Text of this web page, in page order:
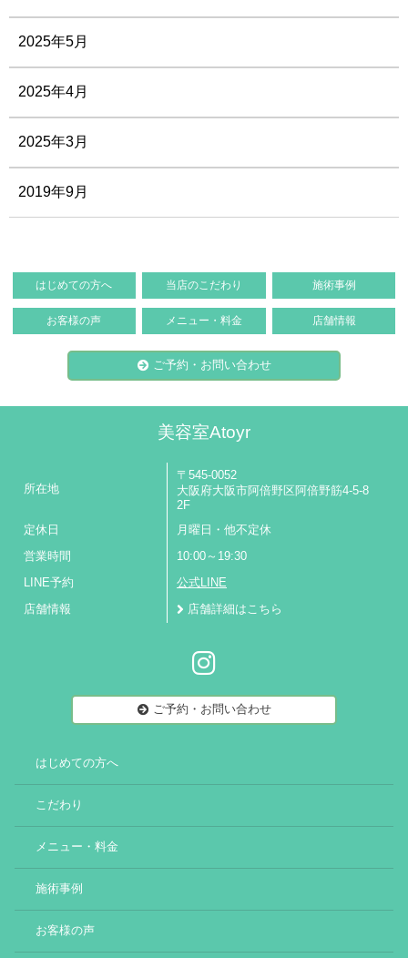
2025年5月
2025年4月
2025年3月
2019年9月
はじめての方へ 当店のこだわり 施術事例
お客様の声 メニュー・料金 店舗情報
ご予約・お問い合わせ
美容室Atoyr
所在地
〒545-0052
大阪府大阪市阿倍野区阿倍野筋4-5-8
2F
定休日
月曜日・他不定休
営業時間 10:00～19:30
LINE予約 公式LINE
店舗情報 店舗詳細はこちら
ご予約・お問い合わせ
はじめての方へ
こだわり
メニュー・料金
施術事例
お客様の声